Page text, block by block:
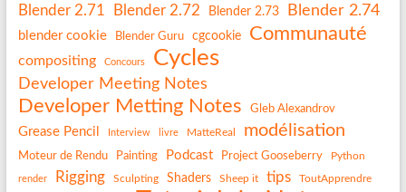
Blender 2.71 Blender 2.72 Blender 2.73 Blender 2.74
blender cookie Blender Guru cgcookie Communauté
compositing Concours Cycles
Developer Meeting Notes
Developer Metting Notes Gleb Alexandrov
Grease Pencil Interview livre MatteReal modélisation
Moteur de Rendu Painting Podcast Project Gooseberry Python
render Rigging Sculpting Shaders Sheep it tips ToutApprendre